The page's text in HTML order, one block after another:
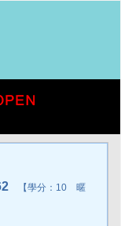
【學分：10 暱